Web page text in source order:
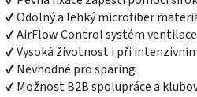
✔ Odolný a lehký microfiber
✔ AirFlow Control systém ventilace
✔ Vysoká životnost i při
✔ Nevhodné pro sparing
✔ Možnost B2B spolupráce a